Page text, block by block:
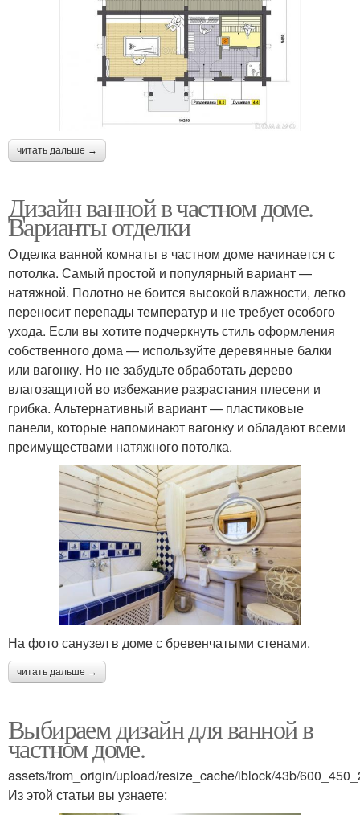
читать дальше →
Дизайн ванной в частном доме.
Варианты отделки
Отделка ванной комнаты в частном доме начинается с
потолка. Самый простой и популярный вариант —
натяжной. Полотно не боится высокой влажности, легко
переносит перепады температур и не требует особого
ухода. Если вы хотите подчеркнуть стиль оформления
собственного дома — используйте деревянные балки
или вагонку. Но не забудьте обработать дерево
влагозащитой во избежание разрастания плесени и
грибка. Альтернативный вариант — пластиковые
панели, которые напоминают вагонку и обладают всеми
преимуществами натяжного потолка.
На фото санузел в доме с бревенчатыми стенами.
читать дальше →
Выбираем дизайн для ванной в
частном доме.
assets/from_origin/upload/resize_cache/iblock/43b/
Из этой статьи вы узнаете: